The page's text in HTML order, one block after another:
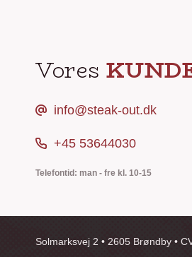
Vores
info@steak-out.dk
+45 53644030
Telefontid: man - fre kl. 10-15
Solmarksvej 2 • 2605 Brøndby •